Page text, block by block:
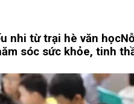
nhi từ trại hè văn học
sóc sức khỏe, tinh